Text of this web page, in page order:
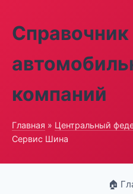
Справочник
компаний
Главная » Центральный
Сервис Шина
🏠